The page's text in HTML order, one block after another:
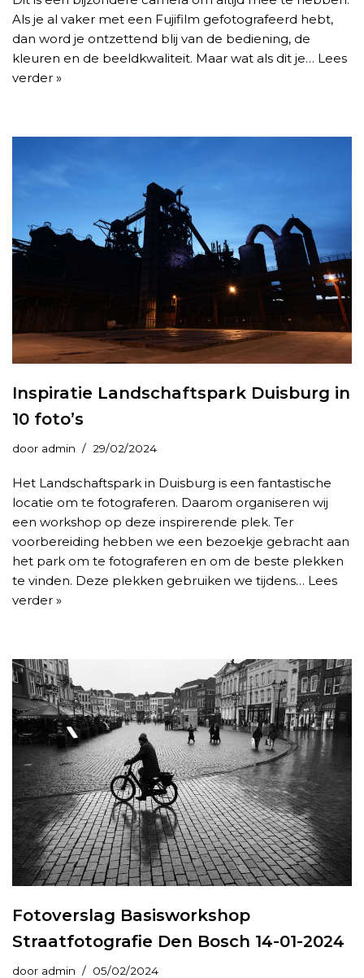
Als je al vaker met een Fujifilm gefotografeerd hebt,
dan word je ontzettend blij van de bediening, de
kleuren en de beeldkwaliteit. Maar wat als dit je… Lees
verder »
Inspiratie Landschaftspark Duisburg in
10 foto’s
door admin 29/02/2024
Het Landschaftspark in Duisburg is een fantastische
locatie om te fotograferen. Daarom organiseren wij
een workshop op deze inspirerende plek. Ter
voorbereiding hebben we een bezoekje gebracht aan
het park om te fotograferen en om de beste plekken
te vinden. Deze plekken gebruiken we tijdens… Lees
verder »
Fotoverslag Basisworkshop
Straatfotografie Den Bosch 14-01-2024
door admin 05/02/2024